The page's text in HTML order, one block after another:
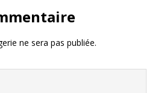
ne sera pas publiée.